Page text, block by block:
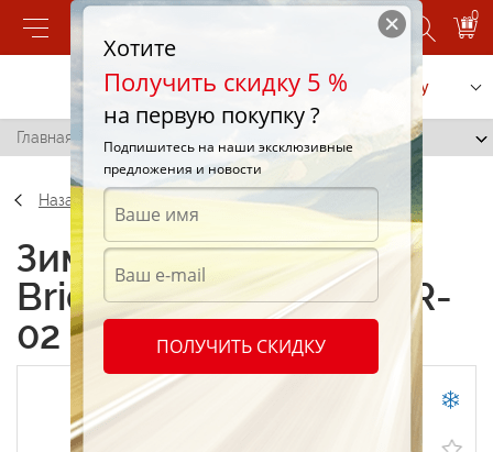
0
Позвонить Заказать услугу
Главная / Bridgestone Blizzak SR-02 185/65 R14 86Q
Назад
Зимние шины
Bridgestone Blizzak SR-
02 185/65 R14 86Q
Хотите
Получить скидку 5 %
на первую покупку ?
Подпишитесь на наши эксклюзивные
предложения и новости
ПОЛУЧИТЬ СКИДКУ